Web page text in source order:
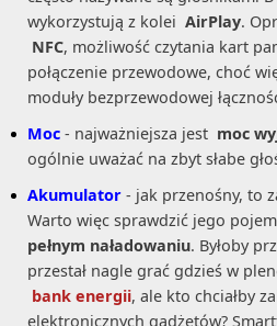
wykorzystują z kolei AirPlay.
NFC, możliwość czytania kart
połączenie przewodowe, choć
moduły bezprzewodowej
Moc - najważniejsza jest moc
ogólnie uważać na zbyt słabe
Akumulator - jak przenośny, to
Warto więc sprawdzić jego
pełnym naładowaniu. Byłoby
przestał nagle grać gdzieś w
bank energii, ale kto chciałby
elektronicznych gadżetów?